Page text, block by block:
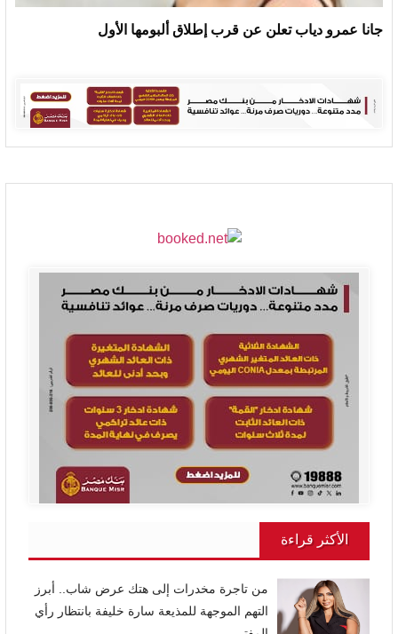
جانا عمرو دياب تعلن عن قرب إطلاق ألبومها الأول
الأكثر قراءة
من تاجرة مخدرات إلى هتك عرض شاب.. أبرز
التهم الموجهة للمذيعة سارة خليفة بانتظار رأي